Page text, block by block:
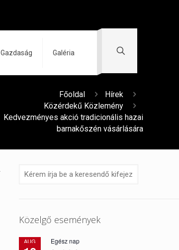
Gazdaság Galéria
Főoldal
Hírek
Közérdekű Közlemény
Kedvezményes akció tradicionális hazai
barnakőszén vásárlására
Közelgő események
AUG Egész nap